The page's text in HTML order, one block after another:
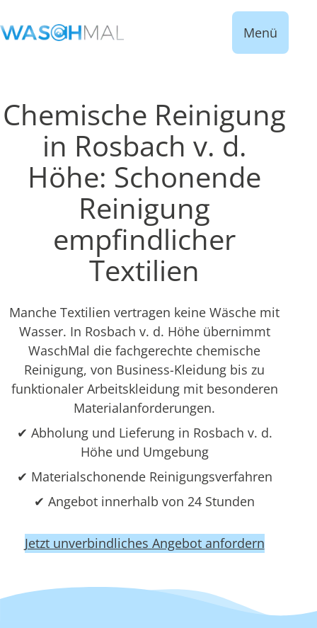
Menü
Chemische Reinigung
in Rosbach v. d.
Höhe: Schonende
Reinigung
empfindlicher
Textilien
Manche Textilien vertragen keine Wäsche mit
Wasser. In Rosbach v. d. Höhe übernimmt
WaschMal die fachgerechte chemische
Reinigung, von Business-Kleidung bis zu
funktionaler Arbeitskleidung mit besonderen
Materialanforderungen.
✔ Abholung und Lieferung in Rosbach v. d.
Höhe und Umgebung
✔ Materialschonende Reinigungsverfahren
✔ Angebot innerhalb von 24 Stunden
Jetzt unverbindliches Angebot anfordern